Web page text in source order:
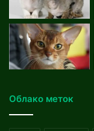
Облако меток